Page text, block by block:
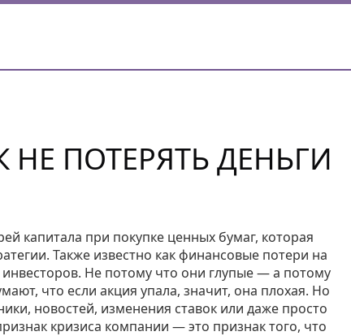
ПОТЕРЯТЬ ДЕНЬГИ
капитала при покупке ценных бумаг, которая
. Также известно какфинансовые потери на
Не потому что они глупые — а потому
что если акция упала, значит, она плохая. Но
новостей, изменения ставок или даже просто
кризиса компании — это признак того, что